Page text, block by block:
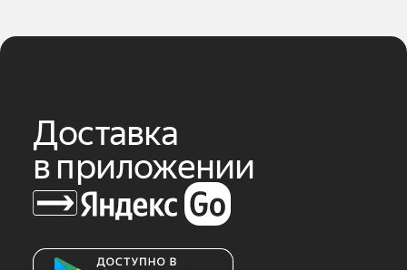
Доставка
в приложении